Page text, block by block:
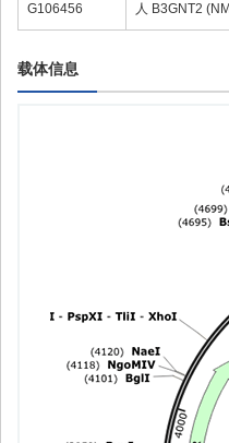
G106456 人 B3GNT2
载体信息